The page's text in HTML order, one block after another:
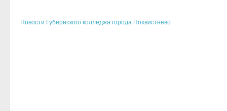
Новости Губернского колледжа города Похвистнево